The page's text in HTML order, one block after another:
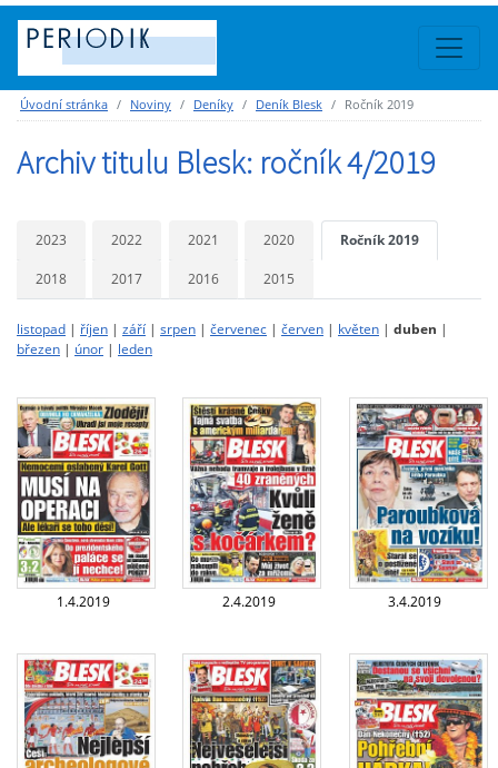
Úvodní stránka Noviny Deníky Deník Blesk Ročník 2019
Archiv titulu Blesk: ročník 4/2019
2023 2022 2021 2020 Ročník 2019
2018 2017 2016 2015
listopad | říjen | září | srpen | červenec | červen | květen | duben |
březen | únor | leden
1.4.2019 2.4.2019 3.4.2019